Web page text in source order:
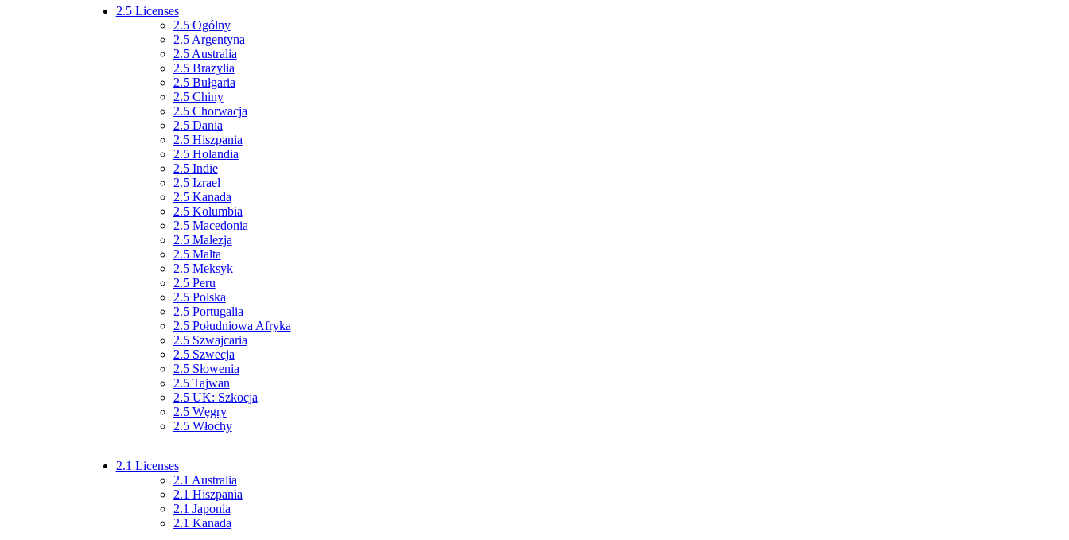
2.5 Licenses
2.5 Ogólny
2.5 Argentyna
2.5 Australia
2.5 Brazylia
2.5 Bułgaria
2.5 Chiny
2.5 Chorwacja
2.5 Dania
2.5 Hiszpania
2.5 Holandia
2.5 Indie
2.5 Izrael
2.5 Kanada
2.5 Kolumbia
2.5 Macedonia
2.5 Malezja
2.5 Malta
2.5 Meksyk
2.5 Peru
2.5 Polska
2.5 Portugalia
2.5 Południowa Afryka
2.5 Szwajcaria
2.5 Szwecja
2.5 Słowenia
2.5 Tajwan
2.5 UK: Szkocja
2.5 Węgry
2.5 Włochy
2.1 Licenses
2.1 Australia
2.1 Hiszpania
2.1 Japonia
2.1 Kanada